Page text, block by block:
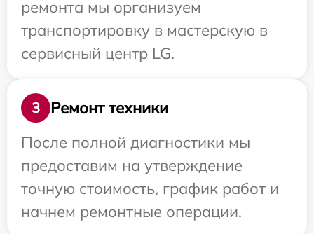
ремонта мы организуем
транспортировку в мастерскую в
сервисный центр LG.
3
Ремонт техники
После полной диагностики мы
предоставим на утверждение
точную стоимость, график работ и
начнем ремонтные операции.